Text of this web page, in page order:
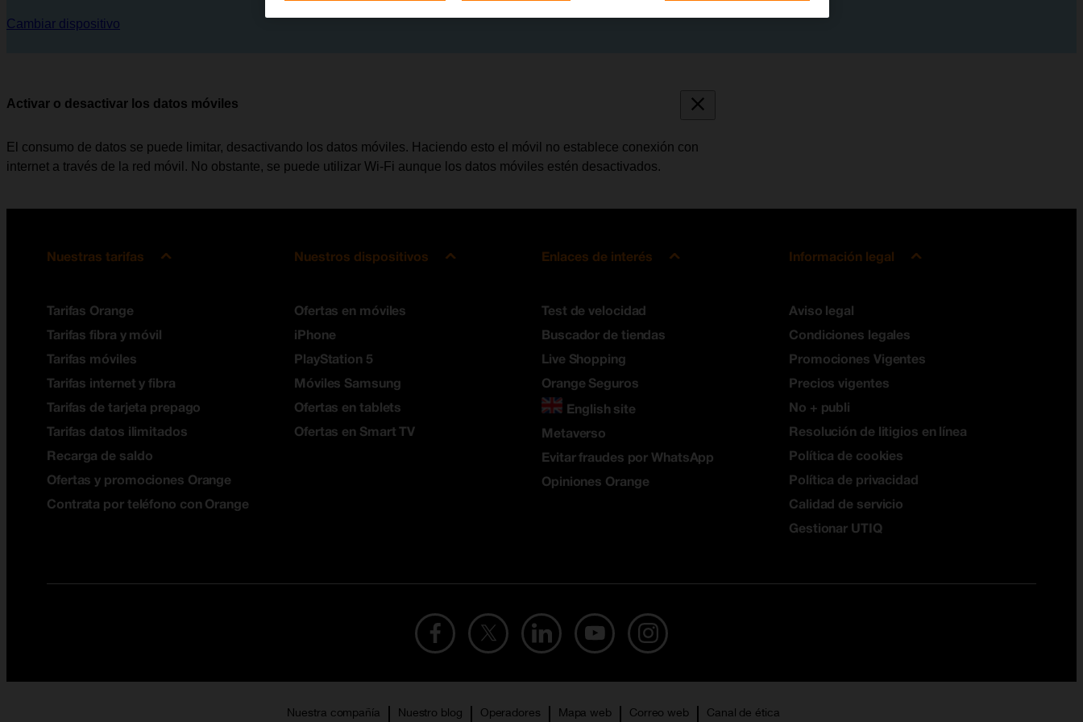
Cambiar dispositivo
Activar o desactivar los datos móviles
El consumo de datos se puede limitar, desactivando los datos móviles. Haciendo esto el móvil no establece conexión con
internet a través de la red móvil. No obstante, se puede utilizar Wi-Fi aunque los datos móviles estén desactivados.
Nuestras tarifas
Tarifas Orange
Tarifas fibra y móvil
Tarifas móviles
Tarifas internet y fibra
Tarifas de tarjeta prepago
Tarifas datos ilimitados
Recarga de saldo
Ofertas y promociones Orange
Contrata por teléfono con Orange
Nuestros dispositivos
Ofertas en móviles
iPhone
PlayStation 5
Móviles Samsung
Ofertas en tablets
Ofertas en Smart TV
Enlaces de interés
Test de velocidad
Buscador de tiendas
Live Shopping
Orange Seguros
English site
Metaverso
Evitar fraudes por WhatsApp
Opiniones Orange
Información legal
Aviso legal
Condiciones legales
Promociones Vigentes
Precios vigentes
No + publi
Resolución de litigios en línea
Política de cookies
Política de privacidad
Calidad de servicio
Gestionar UTIQ
Nuestra compañía Nuestro blog Operadores Mapa web Correo web Canal de ética